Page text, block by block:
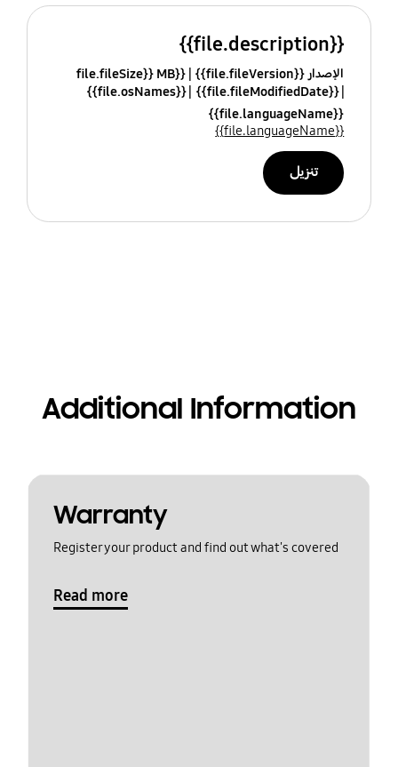
{{file.description}}
الإصدار {{file.fileVersion}}
{{file.fileSize}} MB
{{file.fileModifiedDate}}
{{file.osNames}}
{{file.languageName}}
{{file.languageName}}
تنزيل
Additional Information
Warranty
Register your product and find out what's covered
Read more